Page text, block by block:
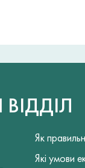
ВІДДІЛ
Як
Які умови